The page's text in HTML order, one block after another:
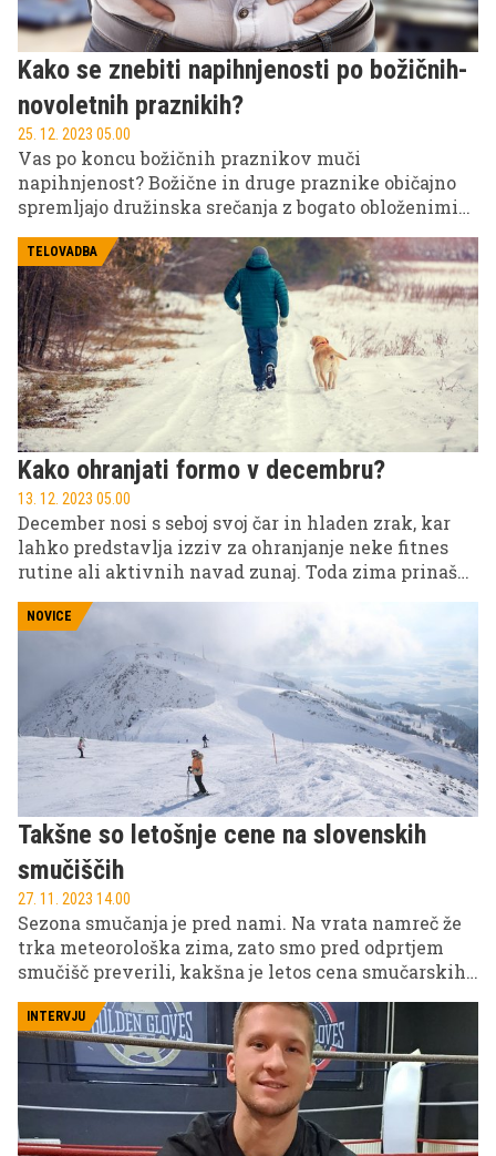
Kako se znebiti napihnjenosti po božičnih-
novoletnih praznikih?
25. 12. 2023 05.00
Vas po koncu božičnih praznikov muči
napihnjenost? Božične in druge praznike običajno
spremljajo družinska srečanja z bogato obloženimi
hrano. Marsikdo se je v naslednje jutro zato prebudil
z moralnim mačkom, saj nas večina s hrano te dni
konkretno pretirava. A še bolj kot slaba vest,
marsikoga muči občutek napihnjenosti. Ta je
posledica kalorične hrane oz. nakopičenih maščob
in strupov. Poiskali smo preproste načine, kako se
znebiti nadležne napihnjenosti.
TELOVADBA
Kako ohranjati formo v decembru?
13. 12. 2023 05.00
December nosi s seboj svoj čar in hladen zrak, kar
lahko predstavlja izziv za ohranjanje neke fitnes
rutine ali aktivnih navad zunaj. Toda zima prinaša
vadbe, ki lahko ohranijo vašo motivacijo na
NOVICE
Takšne so letošnje cene na slovenskih
smučiščih
27. 11. 2023 14.00
Sezona smučanja je pred nami. Na vrata namreč že
trka meteorološka zima, zato smo pred odprtjem
smučišč preverili, kakšna je letos cena smučarskih
INTERVJU